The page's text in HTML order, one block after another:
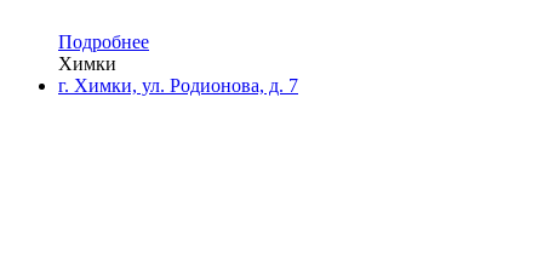
Подробнее
Химки
г. Химки, ул. Родионова, д. 7